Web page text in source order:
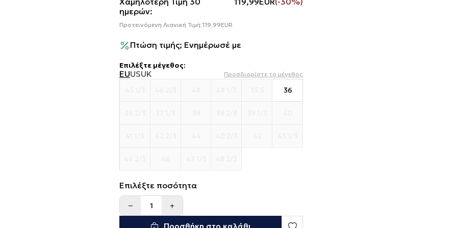
ημερών:
Προτεινόμενη Λιανική Τιμή:119,99EUR
Πτώση τιμής; Ενημέρωσέ με
Επιλέξτε μέγεθος:
EUUSUK Προσδιορίστε το μέγεθος
36
Επιλέξτε ποσότητα